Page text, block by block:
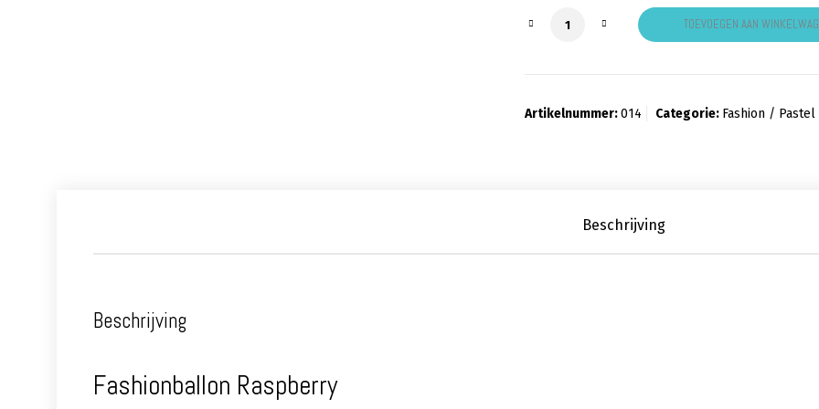
Fashionkleuren: Raspberry aantal
TOEVOEGEN AAN
Artikelnummer:014 Categorie: Fashion / Pastel
Beschrijving
Beschrijving
Fashionballon Raspberry